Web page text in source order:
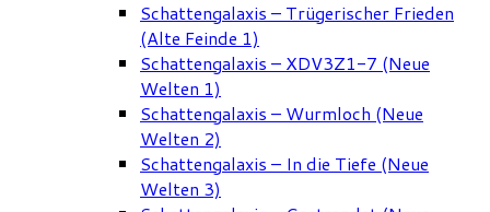
Schattengalaxis – Trügerischer Frieden
(Alte Feinde 1)
Schattengalaxis – XDV3Z1-7 (Neue
Welten 1)
Schattengalaxis – Wurmloch (Neue
Welten 2)
Schattengalaxis – In die Tiefe (Neue
Welten 3)